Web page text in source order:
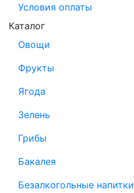
Условия оплаты
Каталог
Овощи
Фрукты
Ягода
Зелень
Грибы
Бакалея
Безалкогольные напитки